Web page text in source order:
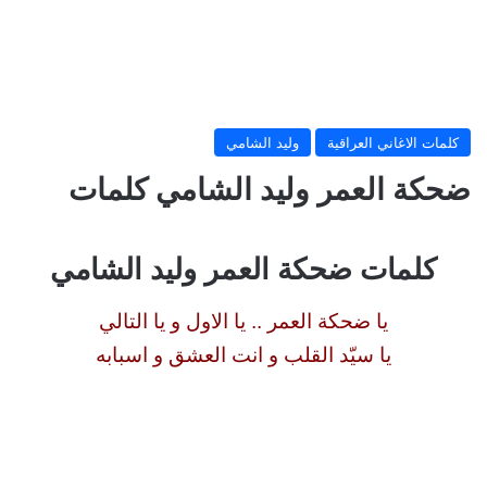
كلمات الاغاني العراقية وليد الشامي
ضحكة العمر وليد الشامي كلمات
كلمات ضحكة العمر وليد الشامي
يا ضحكة العمر .. يا الاول و يا التالي
يا سيّد القلب و انت العشق و اسبابه